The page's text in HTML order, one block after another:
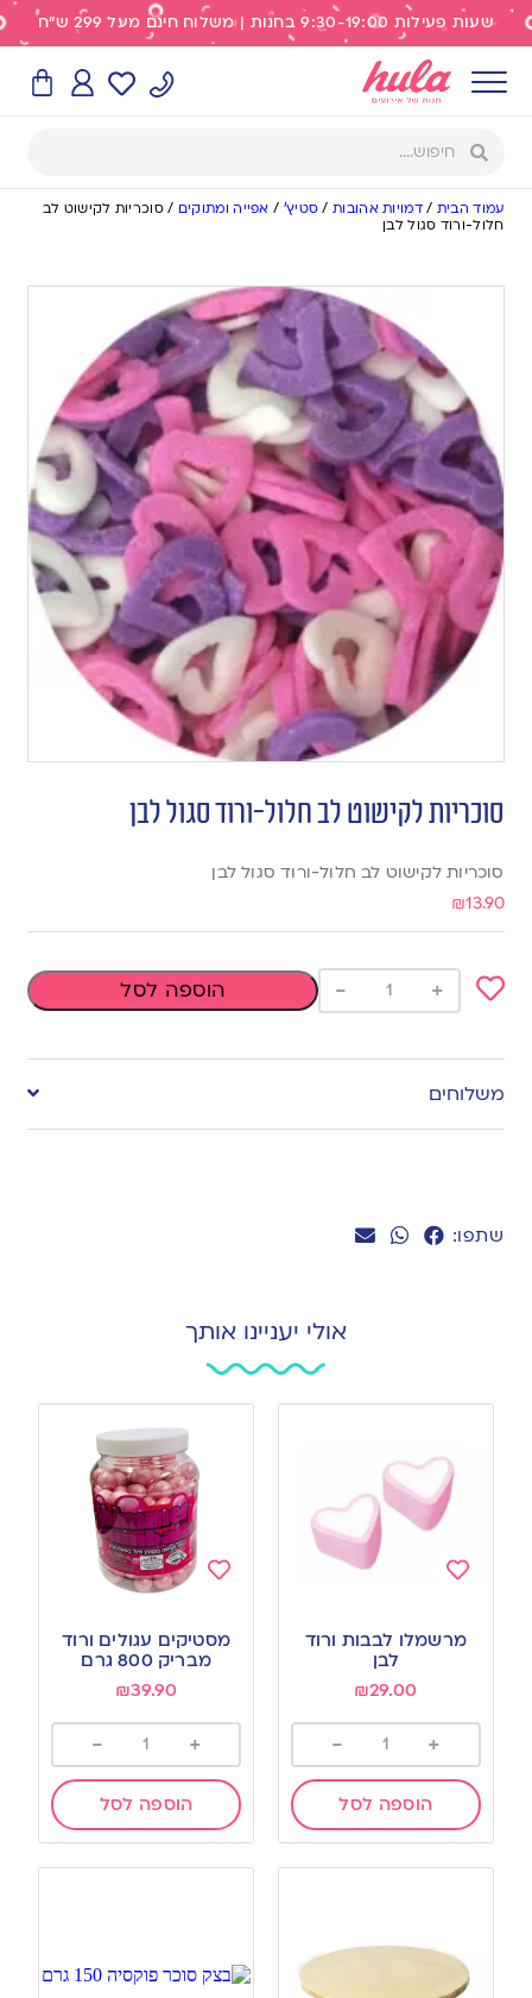
שעות פעילות 9:30-19:00 בחנות | משלוח חינם מעל 299 ש"ח
עמוד הבית /דמויות אהובות/ סטיץ' / אפייה ומתוקים /סוכריות לקישוט לב
חלול-ורוד סגול לבן
שתפו:
סוכריות לקישוט לב חלול-ורוד סגול לבן
סוכריות לקישוט לב חלול-ורוד סגול לבן
₪13.90
to
wishlist
+
- הוספה לסל
משלוחים
אולי יעניינו אותך
to
wishlist
מרשמלו לבבות ורוד
לבן
₪29.00
+
-
הוספה לסל
to
wishlist
מסטיקים עגולים ורוד
מבריק 800 גרם
₪39.90
+
-
הוספה לסל